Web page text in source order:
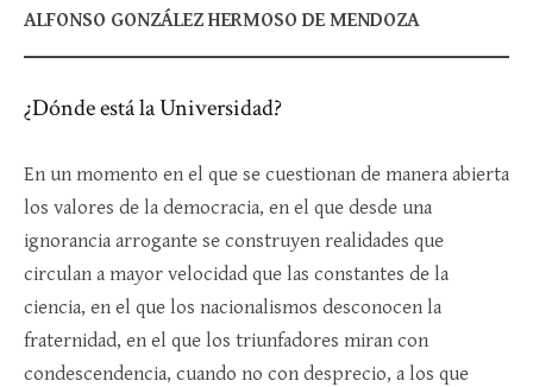
ALFONSO GONZÁLEZ HERMOSO DE MENDOZA
¿Dónde está la Universidad?
En un momento en el que se cuestionan de manera abierta
los valores de la democracia, en el que desde una
ignorancia arrogante se construyen realidades que
circulan a mayor velocidad que las constantes de la
ciencia, en el que los nacionalismos desconocen la
fraternidad, en el que los triunfadores miran con
condescendencia, cuando no con desprecio, a los que